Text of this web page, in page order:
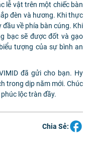
lễ vật trên một chiếc bàn
đèn và hương. Khi thực
đầu về phía bàn cúng. Khi
bạc sẽ được đốt và gạo
tượng của sự bình an
đã gửi cho bạn. Hy
trong dịp năm mới. Chúc
lộc tràn đầy.
Chia Sẻ: